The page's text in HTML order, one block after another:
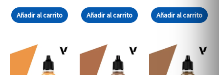
Añadir al carrito Añadir al carrito Añadir al carrito